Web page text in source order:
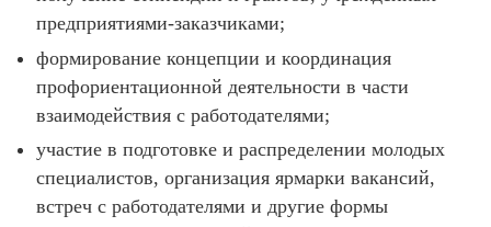
предприятиями-заказчиками;
формирование концепции и координация
профориентационной деятельности в части
взаимодействия с работодателями;
участие в подготовке и распределении молодых
специалистов, организация ярмарки вакансий,
встреч с работодателями и другие формы